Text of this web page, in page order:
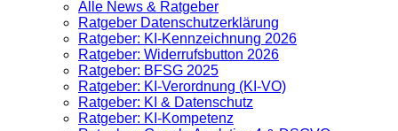
Alle News & Ratgeber
Ratgeber Datenschutzerklärung
Ratgeber: KI-Kennzeichnung 2026
Ratgeber: Widerrufsbutton 2026
Ratgeber: BFSG 2025
Ratgeber: KI-Verordnung (KI-VO)
Ratgeber: KI & Datenschutz
Ratgeber: KI-Kompetenz